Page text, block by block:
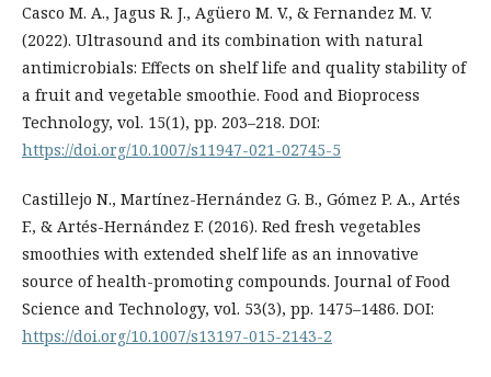
Casco M. A., Jagus R. J., Agüero M. V., & Fernandez M. V.
(2022). Ultrasound and its combination with natural
antimicrobials: Effects on shelf life and quality stability of
a fruit and vegetable smoothie. Food and Bioprocess
Technology, vol. 15(1), pp. 203–218. DOI:
https://doi.org/10.1007/s11947-021-02745-5
Castillejo N., Martínez-Hernández G. B., Gómez P. A., Artés
F., & Artés-Hernández F. (2016). Red fresh vegetables
smoothies with extended shelf life as an innovative
source of health-promoting compounds. Journal of Food
Science and Technology, vol. 53(3), pp. 1475–1486. DOI:
https://doi.org/10.1007/s13197-015-2143-2